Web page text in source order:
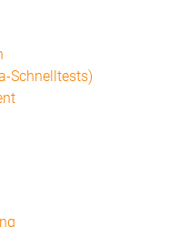
Schnelltests)